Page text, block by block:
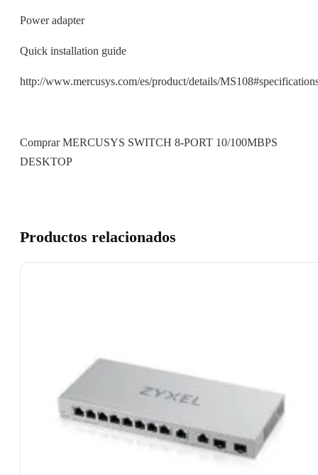
Power adapter
Quick installation guide
http://www.mercusys.com/es/product/details/
Comprar MERCUSYS SWITCH 8-PORT 10/100MBPS
DESKTOP
Productos relacionados